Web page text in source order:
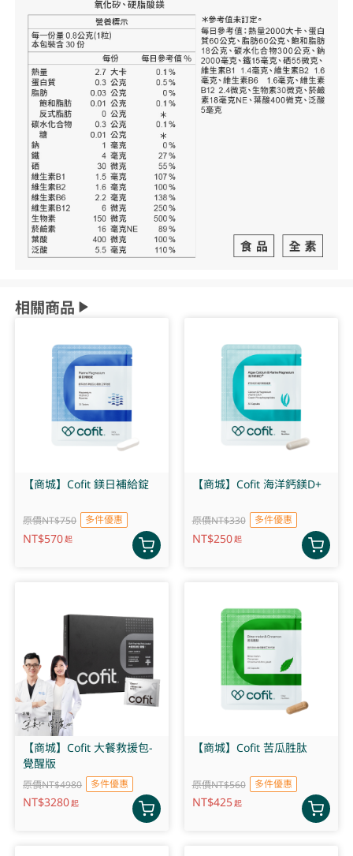
相關商品
【商城】Cofit 鎂日補給錠
原價NT$750 多件優惠
NT$570起
【商城】Cofit 海洋鈣鎂D+
原價NT$330 多件優惠
NT$250起
【商城】Cofit 大餐救援包-
覺醒版
原價NT$4980 多件優惠
NT$3280起
【商城】Cofit 苦瓜胜肽
原價NT$560 多件優惠
NT$425起